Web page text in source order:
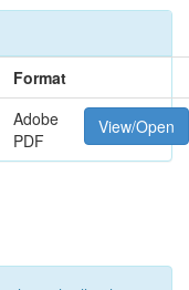
Format
Adobe
PDF
View/Open